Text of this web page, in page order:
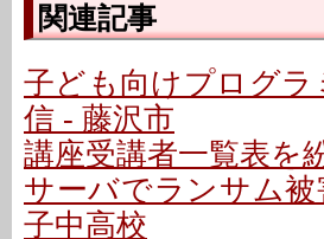
関連記事
子ども向けプログ
信 - 藤沢市
講座受講者一覧表を
サーバでランサム
子中高校